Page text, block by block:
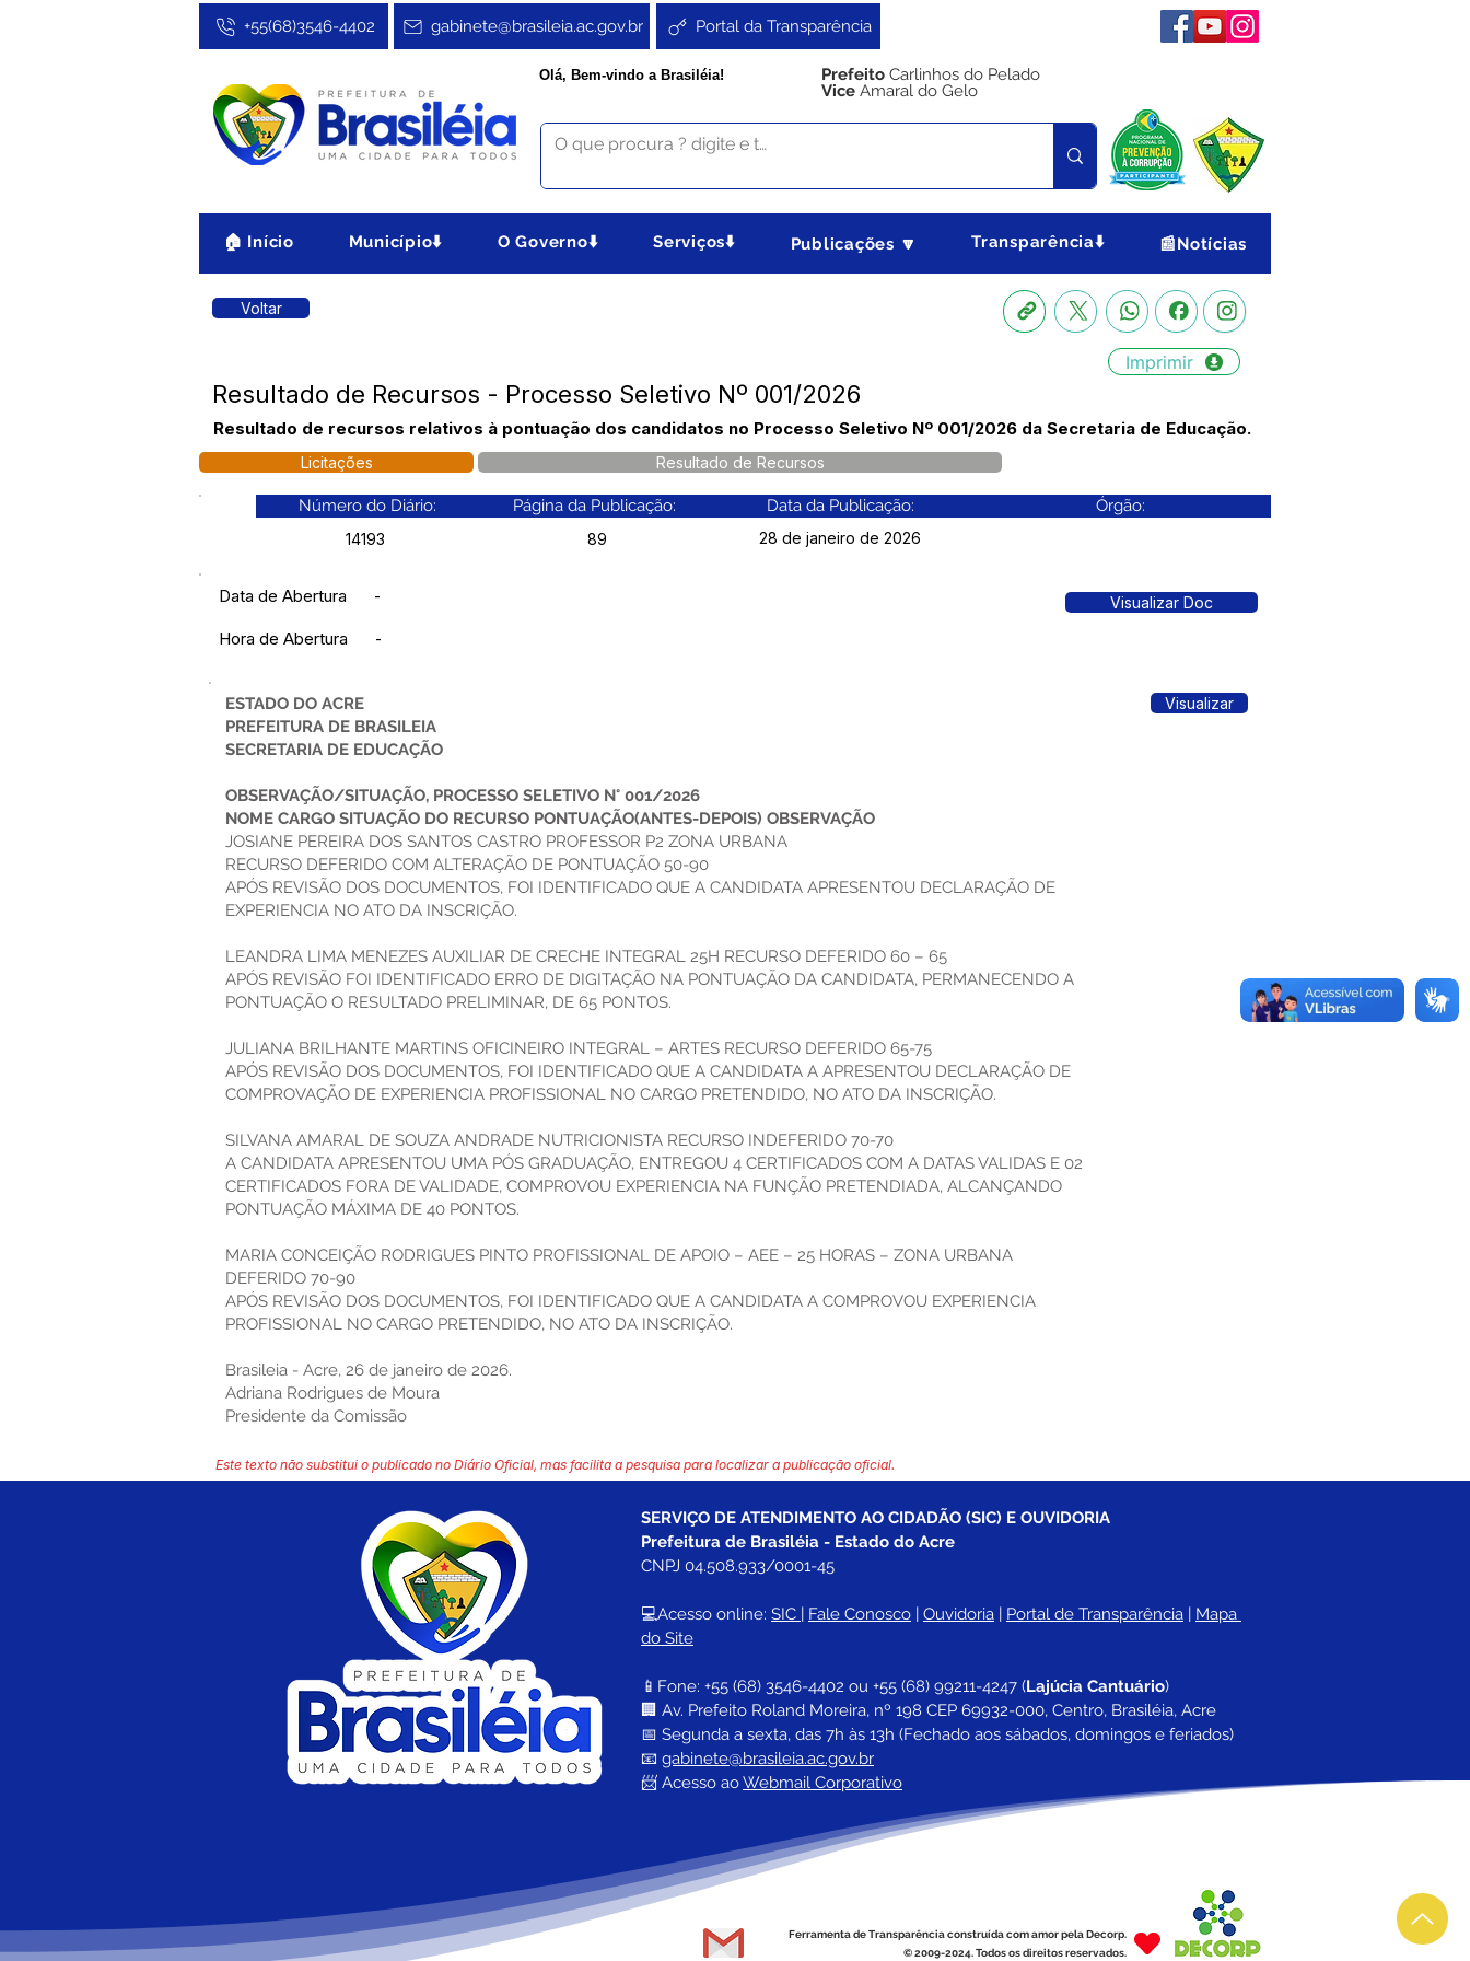
Portal da Transparência
gabinete@brasileia.ac.gov.br
+55(68)3546-4402
Olá, Bem-vindo a Brasiléia! Prefeito Carlinhos do Pelado
Vice Amaral do Gelo
🏠 Início Município⬇️ O Governo⬇️ Serviços⬇️ Publicações 🔽 Transparência⬇️ 📰Notícias
Voltar
Imprimir
Resultado de Recursos - Processo Seletivo Nº 001/2026
Resultado de recursos relativos à pontuação dos candidatos no Processo Seletivo Nº 001/2026 da Secretaria de Educação.
Licitações Resultado de Recursos
Número do Diário: Página da Publicação: Data da Publicação: Órgão:
14193 89 28 de janeiro de 2026
Data de Abertura -
Hora de Abertura -
Visualizar Doc
ESTADO DO ACRE
PREFEITURA DE BRASILEIA
SECRETARIA DE EDUCAÇÃO
OBSERVAÇÃO/SITUAÇÃO, PROCESSO SELETIVO N° 001/2026
NOME CARGO SITUAÇÃO DO RECURSO PONTUAÇÃO(ANTES-DEPOIS) OBSERVAÇÃO
JOSIANE PEREIRA DOS SANTOS CASTRO PROFESSOR P2 ZONA URBANA
RECURSO DEFERIDO COM ALTERAÇÃO DE PONTUAÇÃO 50-90
APÓS REVISÃO DOS DOCUMENTOS, FOI IDENTIFICADO QUE A CANDIDATA APRESENTOU DECLARAÇÃO DE
EXPERIENCIA NO ATO DA INSCRIÇÃO.
LEANDRA LIMA MENEZES AUXILIAR DE CRECHE INTEGRAL 25H RECURSO DEFERIDO 60 – 65
APÓS REVISÃO FOI IDENTIFICADO ERRO DE DIGITAÇÃO NA PONTUAÇÃO DA CANDIDATA, PERMANECENDO A
PONTUAÇÃO O RESULTADO PRELIMINAR, DE 65 PONTOS.
JULIANA BRILHANTE MARTINS OFICINEIRO INTEGRAL – ARTES RECURSO DEFERIDO 65-75
APÓS REVISÃO DOS DOCUMENTOS, FOI IDENTIFICADO QUE A CANDIDATA A APRESENTOU DECLARAÇÃO DE
COMPROVAÇÃO DE EXPERIENCIA PROFISSIONAL NO CARGO PRETENDIDO, NO ATO DA INSCRIÇÃO.
SILVANA AMARAL DE SOUZA ANDRADE NUTRICIONISTA RECURSO INDEFERIDO 70-70
A CANDIDATA APRESENTOU UMA PÓS GRADUAÇÃO, ENTREGOU 4 CERTIFICADOS COM A DATAS VALIDAS E 02
CERTIFICADOS FORA DE VALIDADE, COMPROVOU EXPERIENCIA NA FUNÇÃO PRETENDIADA, ALCANÇANDO
PONTUAÇÃO MÁXIMA DE 40 PONTOS.
MARIA CONCEIÇÃO RODRIGUES PINTO PROFISSIONAL DE APOIO – AEE – 25 HORAS – ZONA URBANA
DEFERIDO 70-90
APÓS REVISÃO DOS DOCUMENTOS, FOI IDENTIFICADO QUE A CANDIDATA A COMPROVOU EXPERIENCIA
PROFISSIONAL NO CARGO PRETENDIDO, NO ATO DA INSCRIÇÃO.
Brasileia - Acre, 26 de janeiro de 2026.
Adriana Rodrigues de Moura
Presidente da Comissão
Visualizar
Este texto não substitui o publicado no Diário Oficial, mas facilita a pesquisa para localizar a publicação oficial.
SERVIÇO DE ATENDIMENTO AO CIDADÃO (SIC) E OUVIDORIA
Prefeitura de Brasiléia - Estado do Acre
CNPJ 04.508.933/0001-45
💻Acesso online: SIC | Fale Conosco | Ouvidoria | Portal de Transparência | Mapa
do Site
📱Fone: +55 (68) 3546-4402 ou +55 (68) 99211-4247 (Lajúcia Cantuário)
🏢 Av. Prefeito Roland Moreira, nº 198 CEP 69932-000, Centro, Brasiléia, Acre
📅 Segunda a sexta, das 7h às 13h (Fechado aos sábados, domingos e feriados)
📧 gabinete@brasileia.ac.gov.br
📨 Acesso ao Webmail Corporativo
Ferramenta de Transparência construída com amor pela Decorp.
© 2009-2024. Todos os direitos reservados.